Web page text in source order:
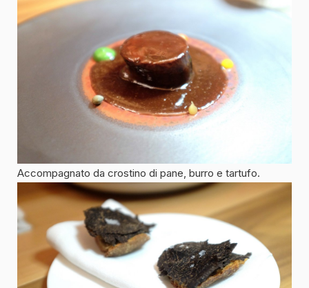
Accompagnato da crostino di pane, burro e tartufo.